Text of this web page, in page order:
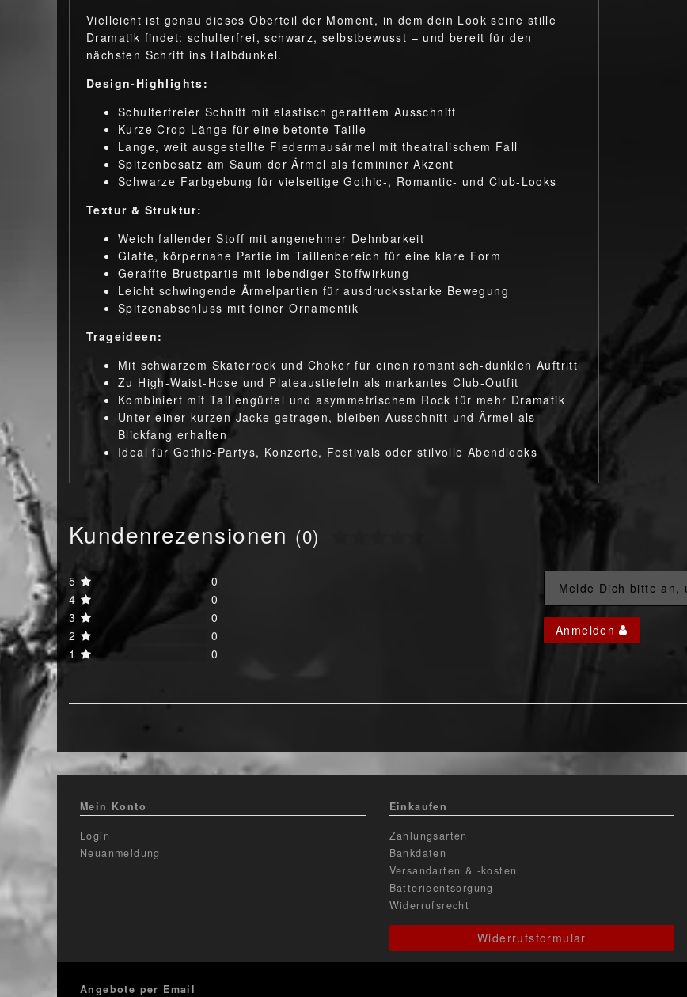
Vielleicht ist genau dieses Oberteil der Moment, in dem dein Look seine stille
Dramatik findet: schulterfrei, schwarz, selbstbewusst – und bereit für den
nächsten Schritt ins Halbdunkel.
Design-Highlights:
Schulterfreier Schnitt mit elastisch gerafftem Ausschnitt
Kurze Crop-Länge für eine betonte Taille
Lange, weit ausgestellte Fledermausärmel mit theatralischem Fall
Spitzenbesatz am Saum der Ärmel als femininer Akzent
Schwarze Farbgebung für vielseitige Gothic-, Romantic- und Club-Looks
Textur & Struktur:
Weich fallender Stoff mit angenehmer Dehnbarkeit
Glatte, körpernahe Partie im Taillenbereich für eine klare Form
Geraffte Brustpartie mit lebendiger Stoffwirkung
Leicht schwingende Ärmelpartien für ausdrucksstarke Bewegung
Spitzenabschluss mit feiner Ornamentik
Trageideen:
Mit schwarzem Skaterrock und Choker für einen romantisch-dunklen Auftritt
Zu High-Waist-Hose und Plateaustiefeln als markantes Club-Outfit
Kombiniert mit Taillengürtel und asymmetrischem Rock für mehr Dramatik
Unter einer kurzen Jacke getragen, bleiben Ausschnitt und Ärmel als
Blickfang erhalten
Ideal für Gothic-Partys, Konzerte, Festivals oder stilvolle Abendlooks
Kundenrezensionen (0)
5
0
4
0
3
0
2
0
1
0
Melde Dich bitte an,
Anmelden
Mein Konto
Login
Neuanmeldung
Einkaufen
Zahlungsarten
Bankdaten
Versandarten & -kosten
Batterieentsorgung
Widerrufsrecht
Widerrufsformular
Angebote per Email